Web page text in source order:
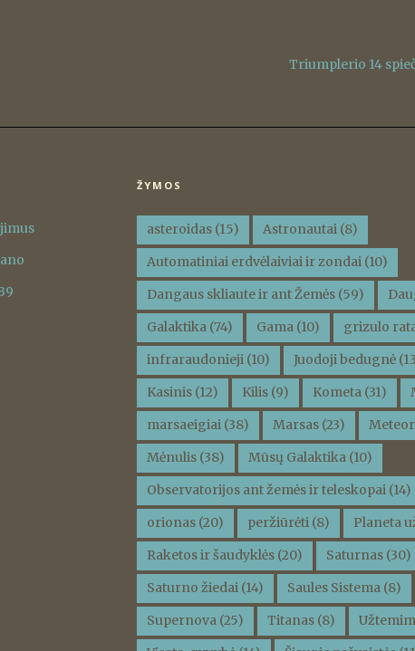
Triumplerio 14
ŽYMOS
asteroidas(15) Astronautai(8)
Automatiniai erdvėlaiviai ir zondai(10)
Dangaus skliaute ir ant Žemės(59)
Galaktika(74) Gama(10) grizulo
infraraudonieji(10) Juodoji bedugnė
Kasinis(12) Kilis(9) Kometa(31)
marsaeigiai(38) Marsas(23)
Mėnulis(38) Mūsų Galaktika(10)
Observatorijos ant žemės ir teleskopai(14)
orionas(20) peržiūrėti(8) Planeta
Raketos ir šaudyklės(20) Saturnas(30)
Saturno žiedai(14) Saules Sistema(8)
Supernova(25) Titanas(8)